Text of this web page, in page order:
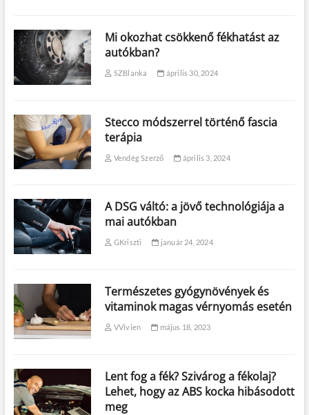
Mi okozhat csökkenő fékhatást az
autókban?
SZBlanka április 30, 2024
Stecco módszerrel történő fascia
terápia
Vendég Szerző április 3, 2024
A DSG váltó: a jövő technológiája a
mai autókban
GKriszti január 24, 2024
Természetes gyógynövények és
vitaminok magas vérnyomás esetén
VVivien május 18, 2023
Lent fog a fék? Szivárog a fékolaj?
Lehet, hogy az ABS kocka hibásodott
meg